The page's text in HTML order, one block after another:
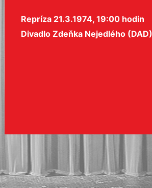
Repríza 21.3.1974, 19:00 hodin
Divadlo Zdeňka Nejedlého (DAD)